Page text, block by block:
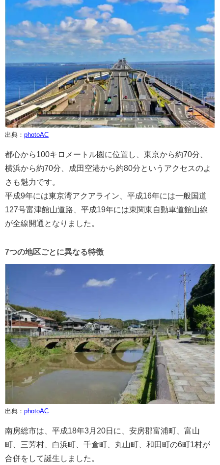
出典： photoAC
都心から100キロメートル圏に位置し、東京から約70分、
横浜から約70分、成田空港から約80分というアクセスのよ
さも魅力です。
平成9年には東京湾アクアライン、平成16年には一般国道
127号富津館山道路、平成19年には東関東自動車道館山線
が全線開通となりました。
7つの地区ごとに異なる特徴
出典： photoAC
南房総市は、平成18年3月20日に、安房郡富浦町、富山
町、三芳村、白浜町、千倉町、丸山町、和田町の6町1村が
合併をして誕生しました。